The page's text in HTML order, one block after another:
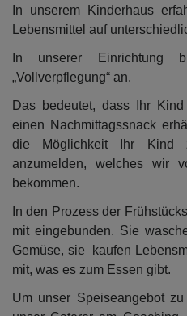
In unserem Kinderhaus
Lebensmittel auf
In unserer
„Vollverpflegung“ an.
Das bedeutet, dass Ihr
einen Nachmittagssnack
die Möglichkeit Ihr Kind
anzumelden, welches wir
bekommen.
In den Prozess der
mit eingebunden. Sie
Gemüse, sie kaufen
mit, was es zum Essen gibt.
Um unser Speiseangebot